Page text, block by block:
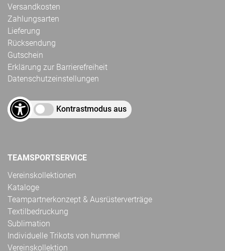
Versandkosten
Zahlungsarten
Lieferung
Rücksendung
Gutschein
Erklärung zur Barrierefreiheit
Datenschutzeinstellungen
Kontrastmodus aus
TEAMSPORTSERVICE
Vereinskollektionen
Kataloge
Teampartnerkonzept & Ausrüsterverträge
Textilbedruckung
Sublimation
Individuelle Trikots von hummel
Vereinskollektion